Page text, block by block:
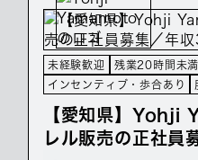
未経験歓迎 残業20時間未満
インセンティブ・歩合あり
【愛知県】Yohji
レル販売の正社